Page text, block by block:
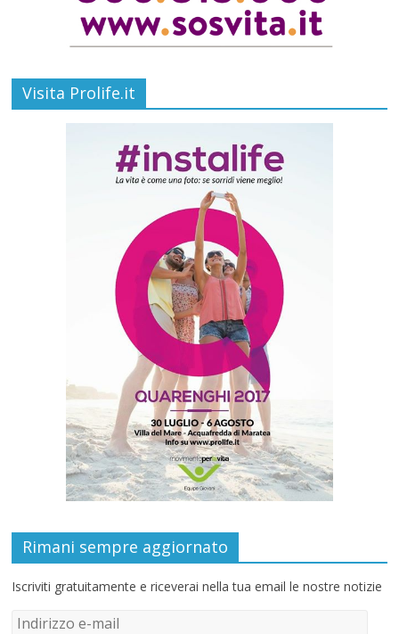
Visita Prolife.it
Rimani sempre aggiornato
Iscriviti gratuitamente e riceverai nella tua email le nostre notizie